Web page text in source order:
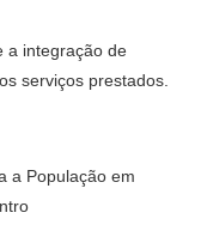
a integração de
serviços prestados.
a População em